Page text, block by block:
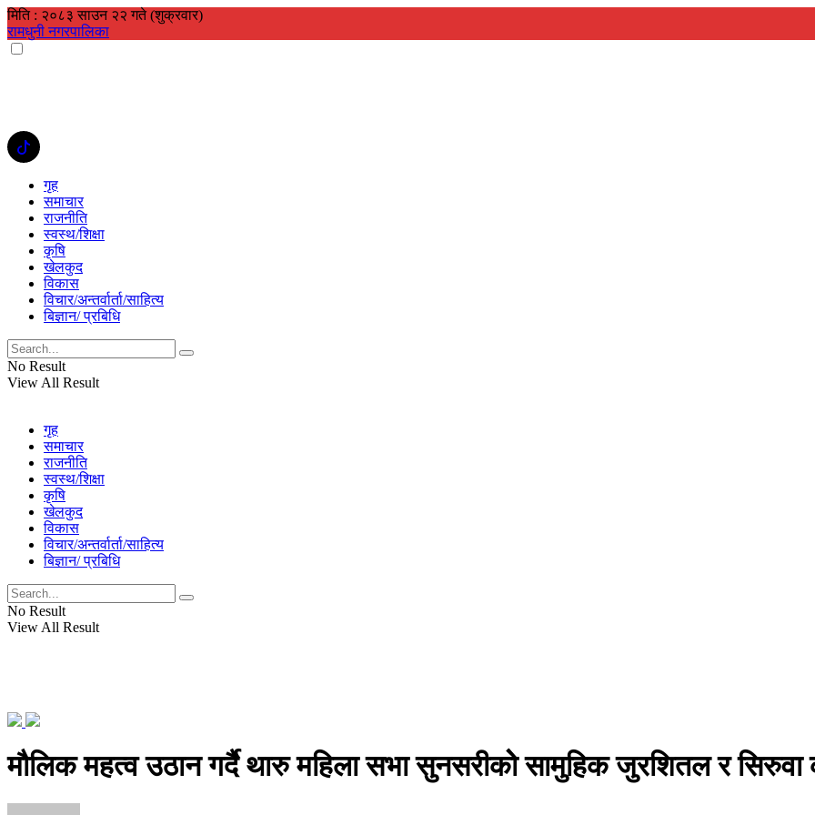
मिति : २०८३ साउन २२ गते (शुक्रवार)
रामधुनी नगरपालिका
गृह
समाचार
राजनीति
स्वस्थ/शिक्षा
कृषि
खेलकुद
विकास
विचार/अन्तर्वार्ता/साहित्य
बिज्ञान/ प्रबिधि
No Result
View All Result
गृह
समाचार
राजनीति
स्वस्थ/शिक्षा
कृषि
खेलकुद
विकास
विचार/अन्तर्वार्ता/साहित्य
बिज्ञान/ प्रबिधि
No Result
View All Result
मौलिक महत्व उठान गर्दै थारु महिला सभा सुनसरीकोे सामुहिक जुरशितल र सिरुवा